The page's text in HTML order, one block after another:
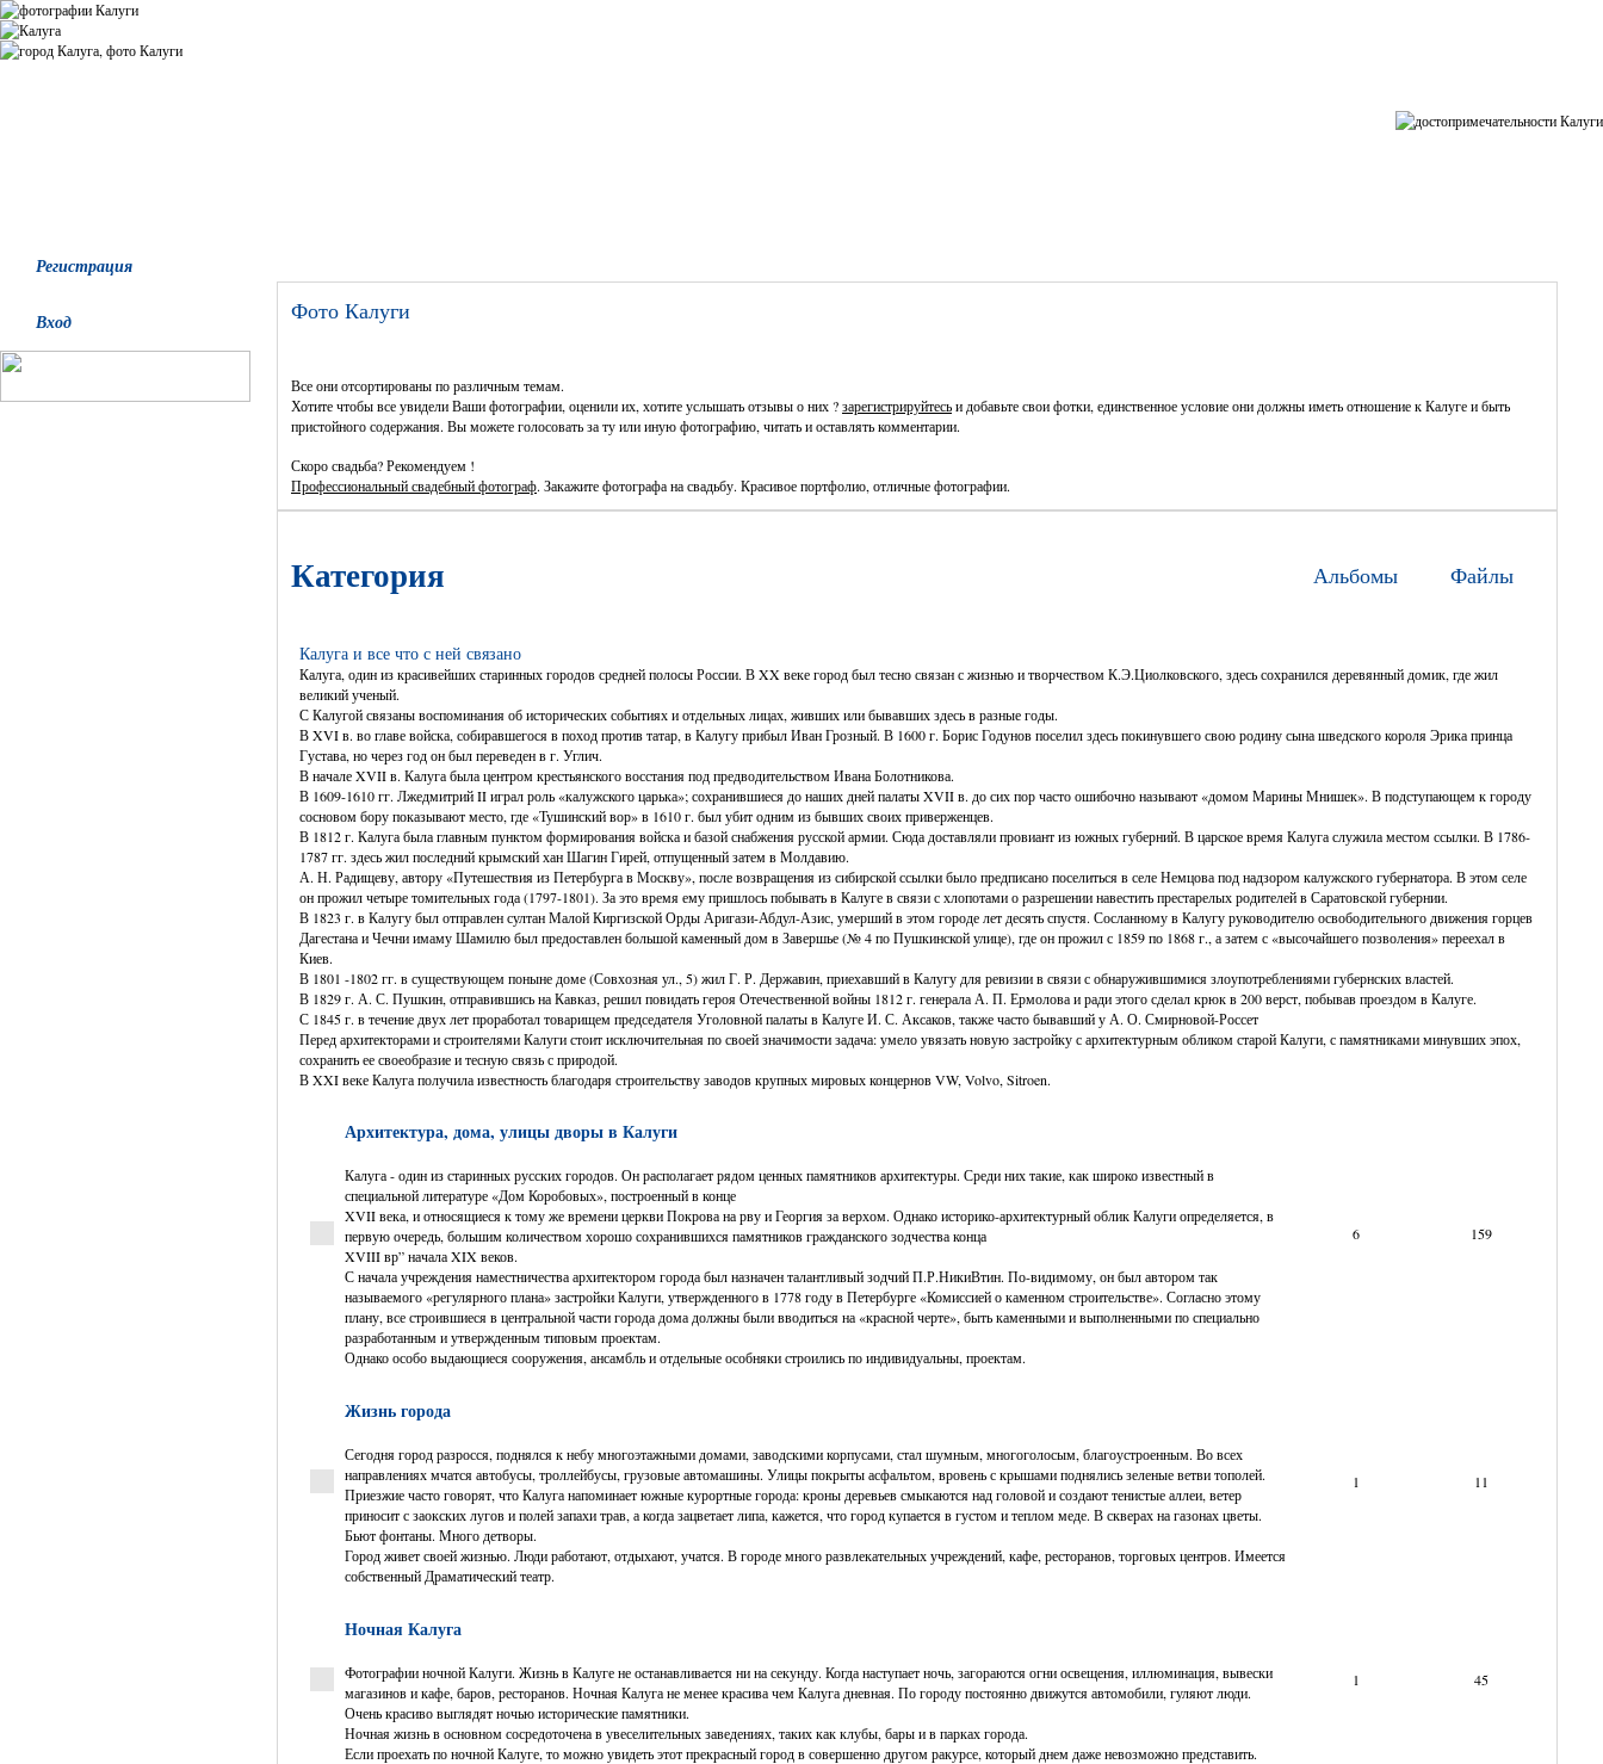
Регистрация
Вход Фото Калуги
Все они отсортированы по различным темам.
Хотите чтобы все увидели Ваши фотографии, оценили их, хотите услышать отзывы о них ?зарегистрируйтесьи добавьте свои фотки, единственное условие они должны иметь отношение к Калуге и быть
пристойного содержания. Вы можете голосовать за ту или иную фотографию, читать и оставлять комментарии.
Скоро свадьба? Рекомендуем !
Профессиональный свадебный фотограф. Закажите фотографа на свадьбу. Красивое портфолио, отличные фотографии.
Категория Альбомы Файлы
Калуга и все что с ней связано
Калуга, один из красивейших старинных городов средней полосы России. В XX веке город был тесно связан с жизнью и творчеством К.Э.Циолковского, здесь сохранился деревянный домик, где жил
великий ученый.
С Калугой связаны воспоминания об исторических событиях и отдельных лицах, живших или бывавших здесь в разные годы.
В XVI в. во главе войска, собиравшегося в поход против татар, в Калугу прибыл Иван Грозный. В 1600 г. Борис Годунов поселил здесь покинувшего свою родину сына шведского короля Эрика принца
Густава, но через год он был переведен в г. Углич.
В начале XVII в. Калуга была центром крестьянского восстания под предводительством Ивана Болотникова.
В 1609-1610 гг. Лжедмитрий II играл роль «калужского царька»; сохранившиеся до наших дней палаты XVII в. до сих пор часто ошибочно называют «домом Марины Мнишек». В подступающем к городу
сосновом бору показывают место, где «Тушинский вор» в 1610 г. был убит одним из бывших своих приверженцев.
В 1812 г. Калуга была главным пунктом формирования войска и базой снабжения русской армии. Сюда доставляли провиант из южных губерний. В царское время Калуга служила местом ссылки. В 1786-
1787 гг. здесь жил последний крымский хан Шагин Гирей, отпущенный затем в Молдавию.
А. Н. Радищеву, автору «Путешествия из Петербурга в Москву», после возвращения из сибирской ссылки было предписано поселиться в селе Немцова под надзором калужского губернатора. В этом селе
он прожил четыре томительных года (1797-1801). За это время ему пришлось побывать в Калуге в связи с хлопотами о разрешении навестить престарелых родителей в Саратовской губернии.
В 1823 г. в Калугу был отправлен султан Малой Киргизской Орды Аригази-Абдул-Азис, умерший в этом городе лет десять спустя. Сосланному в Калугу руководителю освободительного движения горцев
Дагестана и Чечни имаму Шамилю был предоставлен большой каменный дом в Завершье (№ 4 по Пушкинской улице), где он прожил с 1859 по 1868 г., а затем с «высочайшего позволения» переехал в
Киев.
В 1801 -1802 гг. в существующем поныне доме (Совхозная ул., 5) жил Г. Р. Державин, приехавший в Калугу для ревизии в связи с обнаружившимися злоупотреблениями губернских властей.
В 1829 г. А. С. Пушкин, отправившись на Кавказ, решил повидать героя Отечественной войны 1812 г. генерала А. П. Ермолова и ради этого сделал крюк в 200 верст, побывав проездом в Калуге.
С 1845 г. в течение двух лет проработал товарищем председателя Уголовной палаты в Калуге И. С. Аксаков, также часто бывавший у А. О. Смирновой-Россет
Перед архитекторами и строителями Калуги стоит исключительная по своей значимости задача: умело увязать новую застройку с архитектурным обликом старой Калуги, с памятниками минувших эпох,
сохранить ее своеобразие и тесную связь с природой.
В XXI веке Калуга получила известность благодаря строительству заводов крупных мировых концернов VW, Volvo, Sitroen.
Архитектура, дома, улицы дворы в Калуги
Калуга - один из старинных русских городов. Он располагает рядом ценных памятников архитектуры. Среди них такие, как широко известный в
специальной литературе «Дом Коробовых», построенный в конце
XVII века, и относящиеся к тому же времени церкви Покрова на рву и Георгия за верхом. Однако историко-архитектурный облик Калуги определяется, в
первую очередь, большим количеством хорошо сохранившихся памятников гражданского зодчества конца
XVIII вр” начала XIX веков.
С начала учреждения наместничества архитектором города был назначен талантливый зодчий П.Р.НикиВ­тин. По-видимому, он был автором так
называемого «регулярного плана» застройки Калуги, утвержденного в 1778 году в Петербурге «Комиссией о каменном строительстве». Согласно этому
плану, все строившиеся в центральной части города дома должны были вводиться на «красной черте», быть каменными и выполненными по специально
разработанным и утвержденным типовым проектам.
Однако особо выдающиеся сооружения, ансамбль и отдельные особняки строились по индивидуальны, проектам.
6 159
Жизнь города
Сегодня город разросся, поднялся к небу многоэтажными домами, заводскими корпусами, стал шумным, многоголосым, благоустроенным. Во всех
направлениях мчатся автобусы, троллейбусы, грузовые автомашины. Улицы покрыты асфальтом, вровень с крышами поднялись зеленые ветви тополей.
Приезжие часто говорят, что Калуга напоминает южные курортные города: кроны деревьев смыкаются над головой и создают тенистые аллеи, ветер
приносит с заокских лугов и полей запахи трав, а когда зацветает липа, кажется, что город купается в густом и теплом меде. В скверах на газонах цветы.
Бьют фонтаны. Много детворы.
Город живет своей жизнью. Люди работают, отдыхают, учатся. В городе много развлекательных учреждений, кафе, ресторанов, торговых центров. Имеется
собственный Драматический театр.
1 11
Ночная Калуга
Фотографии ночной Калуги. Жизнь в Калуге не останавливается ни на секунду. Когда наступает ночь, загораются огни освещения, иллюминация, вывески
магазинов и кафе, баров, ресторанов. Ночная Калуга не менее красива чем Калуга дневная. По городу постоянно движутся автомобили, гуляют люди.
Очень красиво выглядят ночью исторические памятники.
Ночная жизнь в основном сосредоточена в увеселительных заведениях, таких как клубы, бары и в парках города.
Если проехать по ночной Калуге, то можно увидеть этот прекрасный город в совершенно другом ракурсе, который днем даже невозможно представить.
1 45